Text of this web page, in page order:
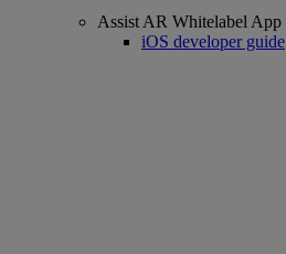
Assist AR Whitelabel App
iOS developer guide